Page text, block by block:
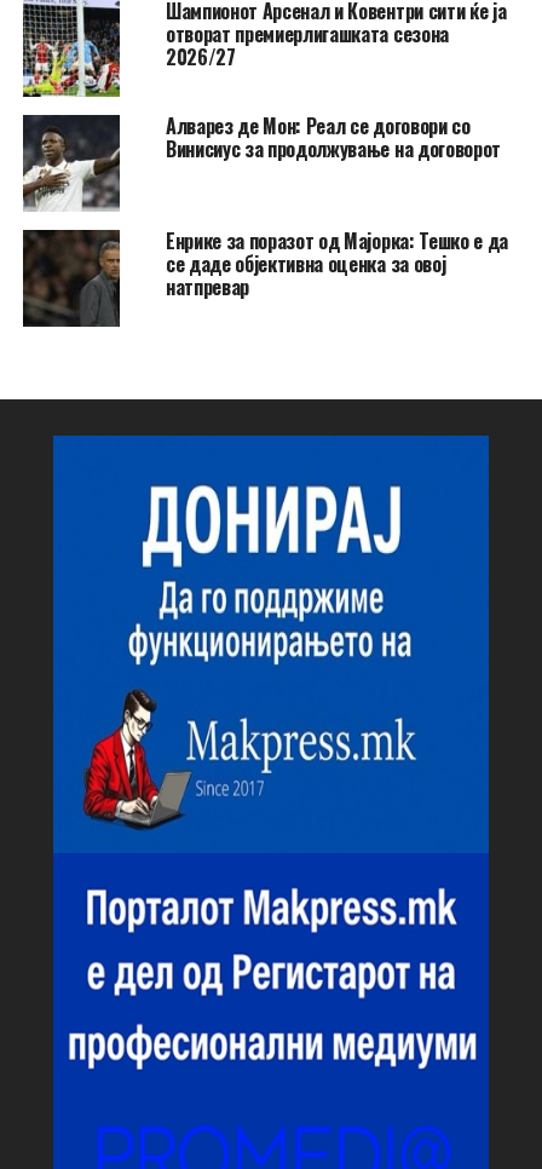
Шампионот Арсенал и Ковентри сити ќе ја
отворат премиерлигашката сезона
2026/27
Алварез де Мон: Реал се договори со
Винисиус за продолжување на договорот
Енрике за поразот од Мајорка: Тешко е да
се даде објективна оценка за овој
натпревар